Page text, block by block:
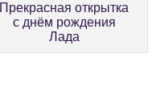
Прекрасная открытка
с днём рождения
Лада